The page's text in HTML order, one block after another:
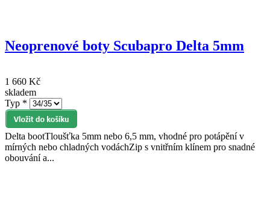
Neoprenové boty Scubapro Delta 5mm
1 660 Kč
skladem
Typ *
Delta bootTloušťka 5mm nebo 6,5 mm, vhodné pro potápění v
mírných nebo chladných vodáchZip s vnitřním klínem pro snadné
obouvání a...